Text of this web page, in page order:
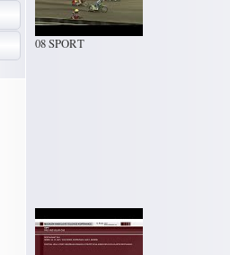
08 SPORT